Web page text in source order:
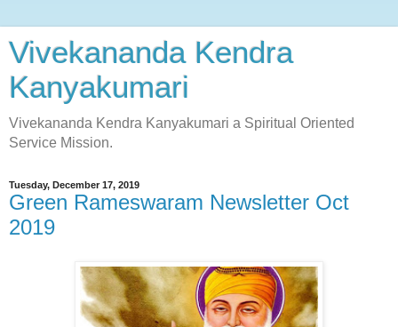
Vivekananda Kendra
Kanyakumari
Vivekananda Kendra Kanyakumari a Spiritual Oriented
Service Mission.
Tuesday, December 17, 2019
Green Rameswaram Newsletter Oct
2019